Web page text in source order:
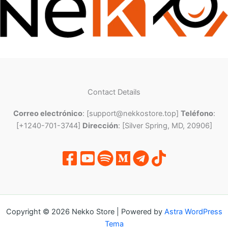
Contact Details
Correo electrónico: [support@nekkostore.top] Teléfono:
[+1240-701-3744] Dirección: [Silver Spring, MD, 20906]
Copyright © 2026 Nekko Store | Powered by Astra WordPress
Tema